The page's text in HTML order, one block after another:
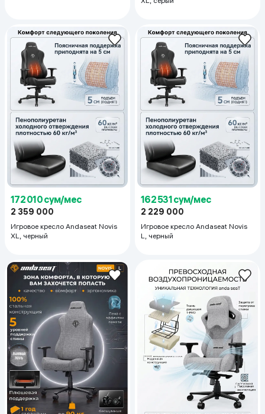
172 010 сум/мес
2 359 000
Игровое кресло Andaseat Novis
XL, черный
162 531 сум/мес
2 229 000
Игровое кресло Andaseat Novis
L, черный